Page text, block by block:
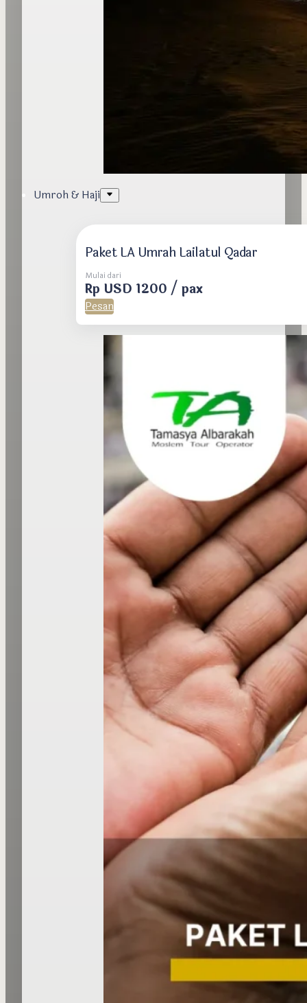
Umroh & Haji
Paket LA Umrah Lailatul Qadar
Mulai dari
Rp USD 1200 / pax
Pesan